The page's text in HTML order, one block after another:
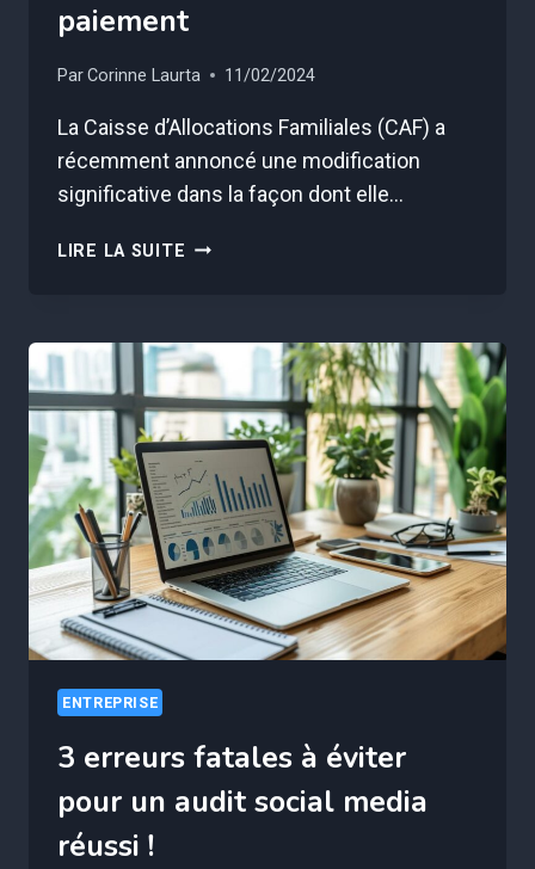
paiement
ParCorinne Laurta 11/02/2024
La Caisse d’Allocations Familiales (CAF) a
récemment annoncé une modification
significative dans la façon dont elle…
LIRE LA SUITE NOUVEAU
CAF
NE
RATEZ
PAS
CE
DÉTAIL
POUR
RECEVOIR
VOTRE
PAIEMENT
ENTREPRISE
3 erreurs fatales à éviter
pour un audit social media
réussi !